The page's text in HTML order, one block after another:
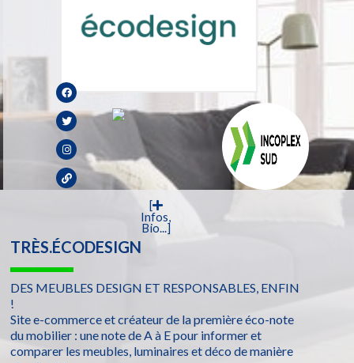
[
Infos,
Bio...]
TRÈS.ÉCODESIGN
DES MEUBLES DESIGN ET RESPONSABLES, ENFIN
!
Site e-commerce et créateur de la première éco-note
du mobilier : une note de A à E pour informer et
comparer les meubles, luminaires et déco de manière